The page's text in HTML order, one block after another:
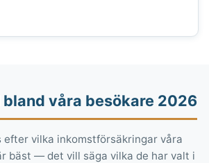
bland våra besökare 2026
vilka inkomstförsäkringar våra
bäst — det vill säga vilka de har valt i